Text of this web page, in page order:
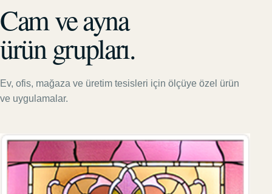
Cam ve ayna
ürün grupları.
Ev, ofis, mağaza ve üretim tesisleri için ölçüye özel ürün
ve uygulamalar.